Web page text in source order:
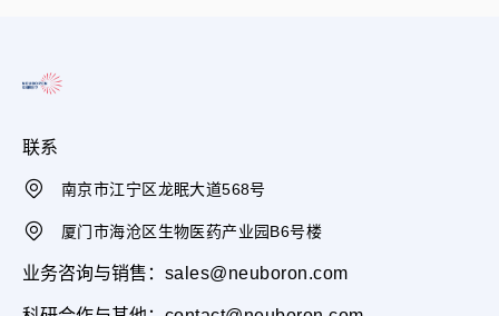
联系
南京市江宁区龙眠大道568号
厦门市海沧区生物医药产业园B6号楼
业务咨询与销售： sales@neuboron.com